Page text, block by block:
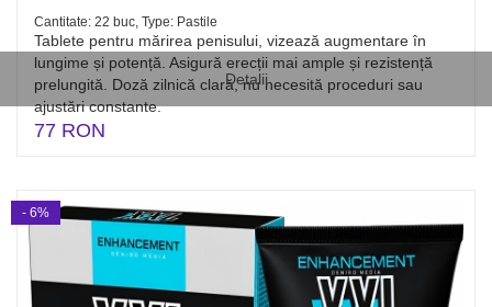
Detalii
Cantitate: 22 buc, Type: Pastile
Tablete pentru mărirea penisului, vizează augmentare în
lungime și potență. Asigură erecții mai ample și rezistență
prelungită. Doză zilnică clară, nu necesită proceduri sau
ajustări constante.
77 RON
- 6%